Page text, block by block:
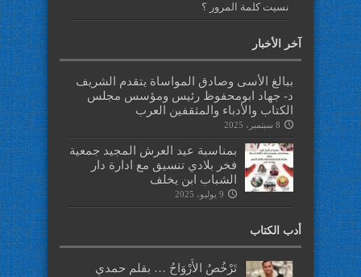
نسيت كلمة المرور ؟
آخر الأخبار
ببالغ الأسى وصادق المواساة يتقدم الشريف
د- جهاد ابومحفوظ رئيس ومؤسس مجلس
الكتاب والأدباء والمثقفين العرب
8 سبتمبر، 2025
بمناسبة عيد العرش المجيد جمعية
فخر بلادي تنسيق مع ادارة دار
الشباب ابن يخلف
9 يوليو، 2025
أدب الكتاب
تَرْخُصُ الأَرْوَاحُ … بقلم حمدي